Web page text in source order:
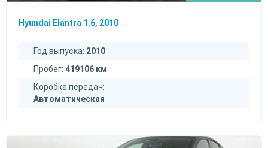
Hyundai Elantra 1.6, 2010
Год выпуска: 2010
Пробег: 419106 км
Коробка передач:
Автоматическая